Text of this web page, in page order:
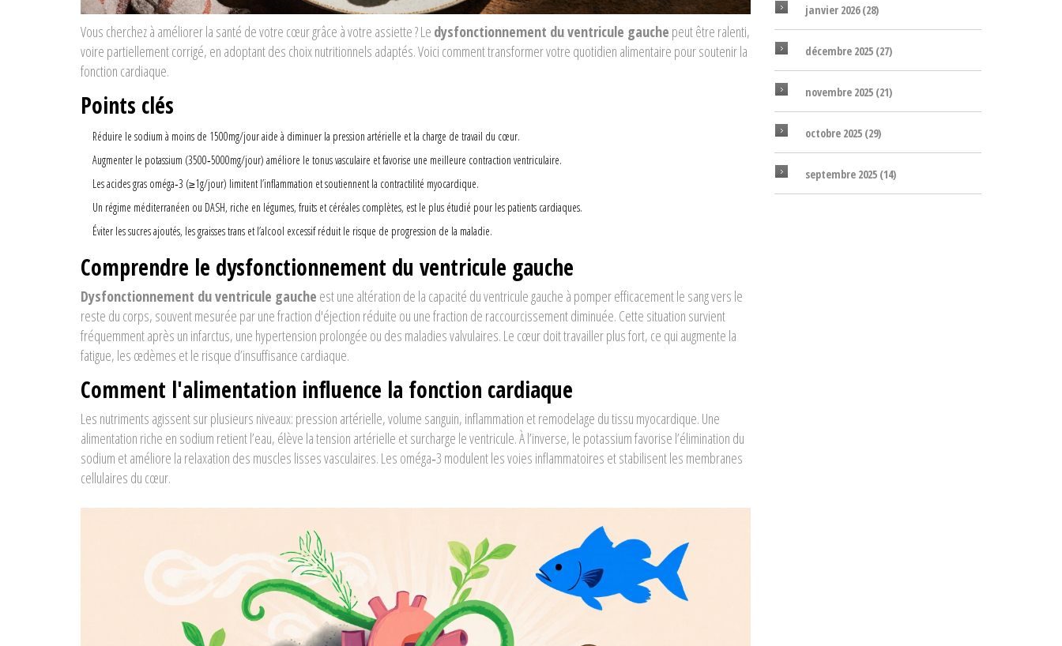
Vous cherchez à améliorer la santé de votre cœur grâce à votre assiette ? Le dysfonctionnement du ventricule gauche peut être ralenti,
voire partiellement corrigé, en adoptant des choix nutritionnels adaptés. Voici comment transformer votre quotidien alimentaire pour soutenir la
fonction cardiaque.
Points clés
Réduire le sodium à moins de 1500mg/jour aide à diminuer la pression artérielle et la charge de travail du cœur.
Augmenter le potassium (3500‑5000mg/jour) améliore le tonus vasculaire et favorise une meilleure contraction ventriculaire.
Les acides gras oméga‑3 (≥1g/jour) limitent l’inflammation et soutiennent la contractilité myocardique.
Un régime méditerranéen ou DASH, riche en légumes, fruits et céréales complètes, est le plus étudié pour les patients cardiaques.
Éviter les sucres ajoutés, les graisses trans et l’alcool excessif réduit le risque de progression de la maladie.
Comprendre le dysfonctionnement du ventricule gauche
Dysfonctionnement du ventricule gauche estune altération de la capacité du ventricule gauche à pomper efficacement le sang vers le
reste du corps, souvent mesurée par une fraction d'éjection réduite ou une fraction de raccourcissement diminuée. Cette situation survient
fréquemment après un infarctus, une hypertension prolongée ou des maladies valvulaires. Le cœur doit travailler plus fort, ce qui augmente la
fatigue, les œdèmes et le risque d’insuffisance cardiaque.
Comment l'alimentation influence la fonction cardiaque
Les nutriments agissent sur plusieurs niveaux: pression artérielle, volume sanguin, inflammation et remodelage du tissu myocardique. Une
alimentation riche en sodium retient l’eau, élève la tension artérielle et surcharge le ventricule. À l’inverse, le potassium favorise l’élimination du
sodium et améliore la relaxation des muscles lisses vasculaires. Les oméga‑3 modulent les voies inflammatoires et stabilisent les membranes
cellulaires du cœur.
janvier 2026(28)
décembre 2025 (27)
novembre 2025 (21)
octobre 2025 (29)
septembre 2025 (14)